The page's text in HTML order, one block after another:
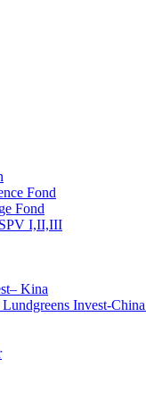
Fond
Fond
I,II,III
Kina
Invest-